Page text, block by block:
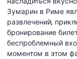
Зумарин в Риме
развлечений,
бронирование
беспроблемный
моментом в этом